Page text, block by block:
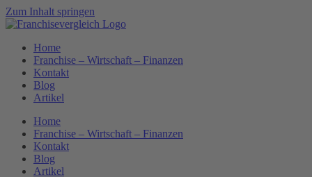
Zum Inhalt springen
Home
Franchise – Wirtschaft – Finanzen
Kontakt
Blog
Artikel
Home
Franchise – Wirtschaft – Finanzen
Kontakt
Blog
Artikel